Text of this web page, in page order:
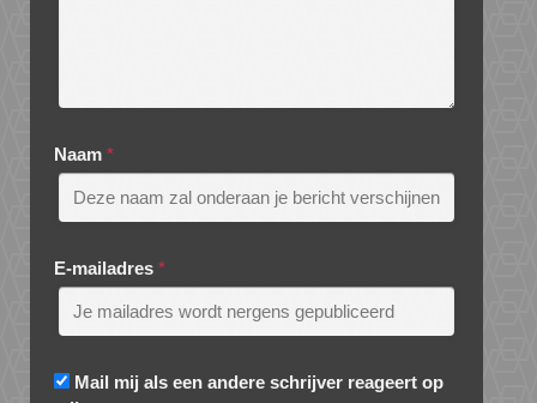
Naam *
E-mailadres *
Mail mij als een andere schrijver reageert op